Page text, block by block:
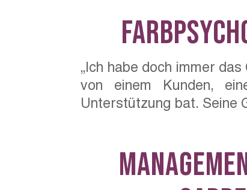
„Ich habe doch immer
von einem Kunden,
Unterstützung bat. Seine